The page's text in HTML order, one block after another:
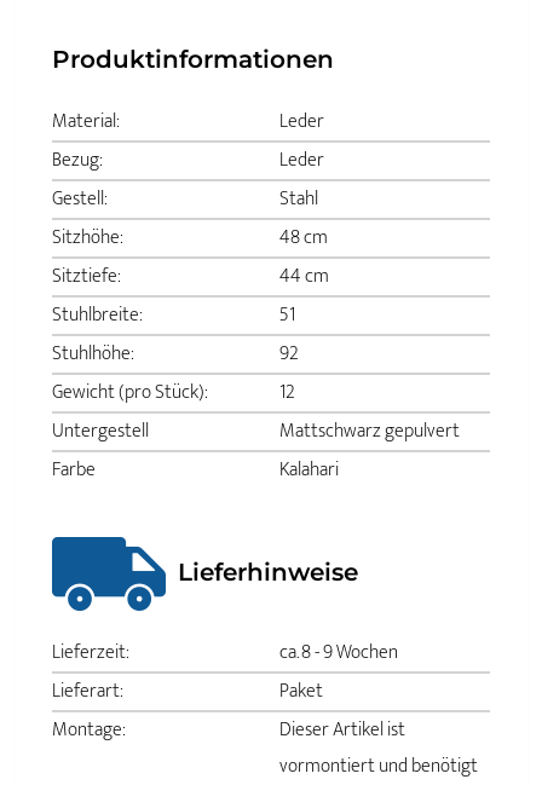
Produktinformationen
Material:
Leder
Bezug:
Leder
Gestell:
Stahl
Sitzhöhe:
48 cm
Sitztiefe:
44 cm
Stuhlbreite:
51
Stuhlhöhe:
92
Gewicht (pro Stück):
12
Untergestell
Mattschwarz gepulvert
Farbe
Kalahari
Lieferhinweise
Lieferzeit:
ca. 8 - 9 Wochen
Lieferart:
Paket
Montage:
Dieser Artikel ist
vormontiert und benötigt